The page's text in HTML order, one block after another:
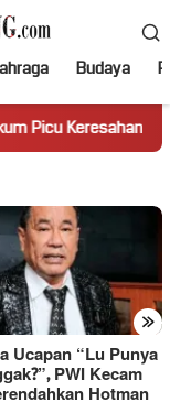
Budaya
»
Ucapan “Lu Punya
PWI Kecam
Hotman